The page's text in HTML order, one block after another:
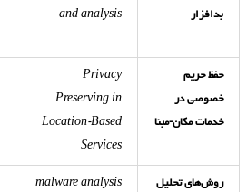
بدافزار
and analysis
حفظ حریم
خصوصی در
خدمات مکان-مبنا
Privacy
Preserving in
Location-Based
Services
روش‌های تحلیل
malware analysis